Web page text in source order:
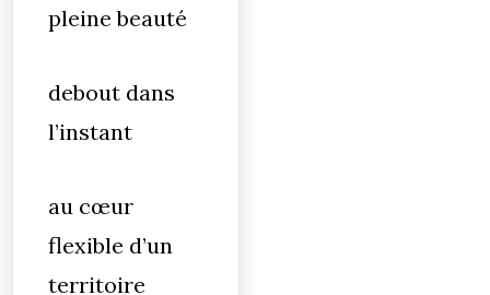
pleine beauté
debout dans
l’instant
au cœur
flexible d’un
territoire